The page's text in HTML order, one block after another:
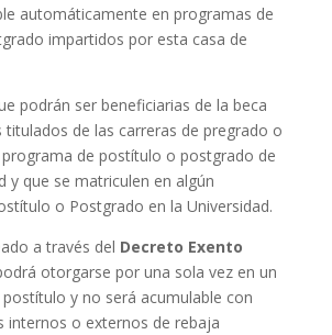
automáticamente en programas de
impartidos por esta casa de
podrán ser beneficiarias de la beca
titulados de las carreras de pregrado o
de postítulo o postgrado de
y que se matriculen en algún
o Postgrado en la Universidad.
a través del Decreto Exento
otorgarse por una sola vez en un
y no será acumulable con
internos o externos de rebaja